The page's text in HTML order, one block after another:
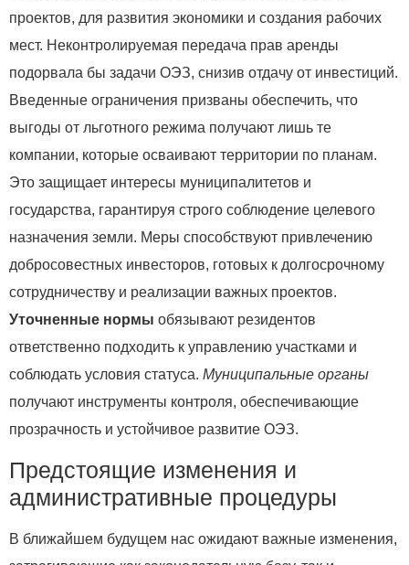
проектов, для развития экономики и создания рабочих
мест. Неконтролируемая передача прав аренды
подорвала бы задачи ОЭЗ, снизив отдачу от инвестиций.
Введенные ограничения призваны обеспечить, что
выгоды от льготного режима получают лишь те
компании, которые осваивают территории по планам.
Это защищает интересы муниципалитетов и
государства, гарантируя строго соблюдение целевого
назначения земли. Меры способствуют привлечению
добросовестных инвесторов, готовых к долгосрочному
сотрудничеству и реализации важных проектов.
Уточненные нормы обязывают резидентов
ответственно подходить к управлению участками и
соблюдать условия статуса. Муниципальные органы
получают инструменты контроля, обеспечивающие
прозрачность и устойчивое развитие ОЭЗ.
Предстоящие изменения и
административные процедуры
В ближайшем будущем нас ожидают важные изменения,